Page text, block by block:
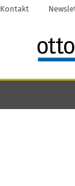
Kontakt